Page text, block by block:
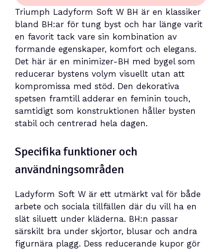
Triumph Ladyform Soft W BH är en klassiker
bland BH:ar för tung byst och har länge varit
en favorit tack vare sin kombination av
formande egenskaper, komfort och elegans.
Det här är en minimizer-BH med bygel som
reducerar bystens volym visuellt utan att
kompromissa med stöd. Den dekorativa
spetsen framtill adderar en feminin touch,
samtidigt som konstruktionen håller bysten
stabil och centrerad hela dagen.
Specifika funktioner och
användningsområden
Ladyform Soft W är ett utmärkt val för både
arbete och sociala tillfällen där du vill ha en
slät siluett under kläderna. BH:n passar
särskilt bra under skjortor, blusar och andra
figurnära plagg. Dess reducerande kupor gör